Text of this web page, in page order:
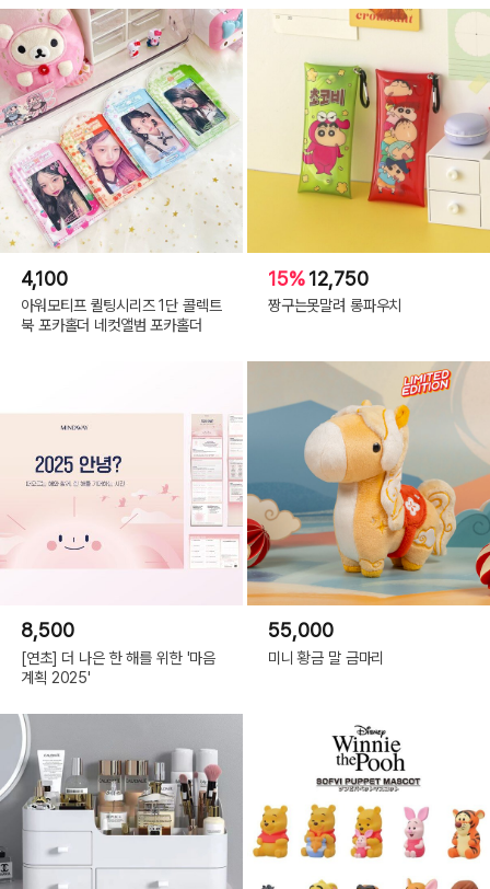
4,100
아워모티프 퀼팅시리즈 1단 콜렉트
북 포카홀더 네컷앨범 포카홀더
15%12,750
짱구는못말려 롱파우치
8,500
[연초] 더 나은 한 해를 위한 '마음
계획 2025'
55,000
미니 황금 말 금마리